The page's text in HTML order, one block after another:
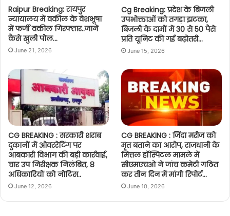
Raipur Breaking: रायपुर
न्यायालय में वकील के वेशभूषा
में फर्जी वकील गिरफ्तार..जानें
कैसे खुली पोल…
June 21, 2026
Cg Breaking: प्रदेश के बिजली
उपभोक्ताओं को तगड़ा झटका,
बिजली के दामों में 30 से 50 पैसे
प्रति यूनिट की गई बढ़ोतरी…
June 15, 2026
CG BREAKING : सरकारी शराब
दुकानों में ओवररेटिंग पर
आबकारी विभाग की बड़ी कार्रवाई,
चार उप निरीक्षक निलंबित, 8
अधिकारियों को नोटिस..
June 12, 2026
CG BREAKING : जिंदा मरीज को
मृत बताने का आरोप, राजधानी के
मित्तल हॉस्पिटल मामले में
सीएमएचओ ने जांच कमेटी गठित
कर तीन दिन में मांगी रिपोर्ट…
June 10, 2026